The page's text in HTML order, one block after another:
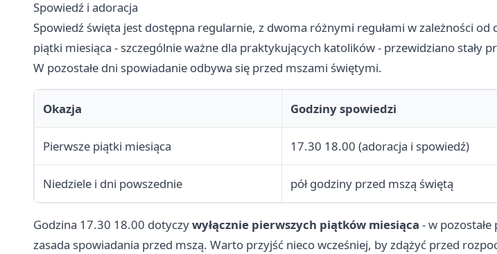
Spowiedź i adoracja
Spowiedź święta jest dostępna regularnie, z dwoma różnymi regułami w zależności od
piątki miesiąca - szczególnie ważne dla praktykujących katolików - przewidziano stały
W pozostałe dni spowiadanie odbywa się przed mszami świętymi.
Okazja Godziny spowiedzi
Pierwsze piątki miesiąca 17.30 18.00 (adoracja i spowiedź)
Niedziele i dni powszednie pół godziny przed mszą świętą
Godzina 17.30 18.00 dotyczywyłącznie pierwszych piątków miesiąca - w
zasada spowiadania przed mszą. Warto przyjść nieco wcześniej, by zdążyć przed